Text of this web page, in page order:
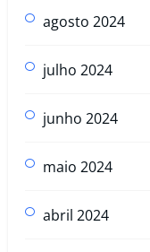
agosto 2024
julho 2024
junho 2024
maio 2024
abril 2024